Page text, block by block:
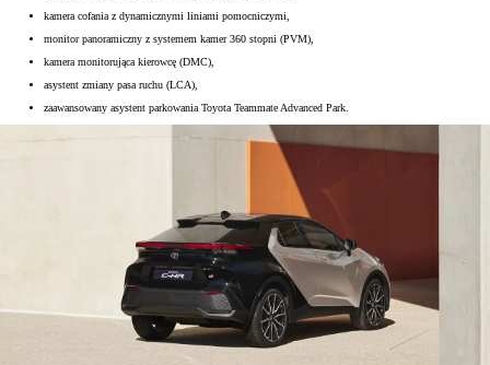
kamera cofania z dynamicznymi liniami pomocniczymi,
monitor panoramiczny z systemem kamer 360 stopni (PVM),
kamera monitorująca kierowcę (DMC),
asystent zmiany pasa ruchu (LCA),
zaawansowany asystent parkowania Toyota Teammate Advanced Park.